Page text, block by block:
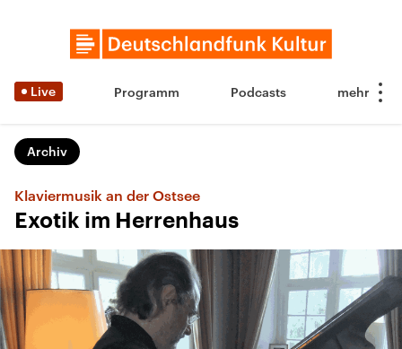
Live Programm Podcasts
Archiv
Klaviermusik an der Ostsee
Exotik im Herrenhaus